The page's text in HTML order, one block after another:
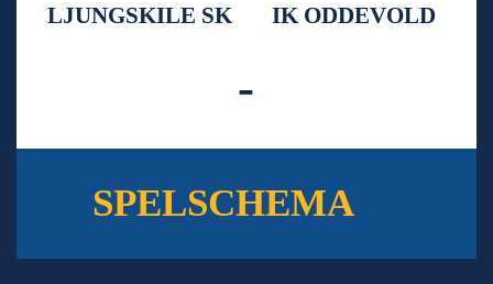
LJUNGSKILE SK IK ODDEVOLD
-
SPELSCHEMA